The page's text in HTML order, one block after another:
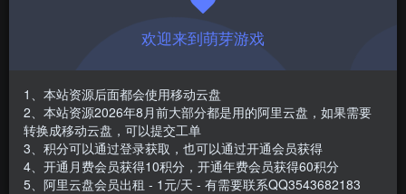
￥1
免费
登录购买
安装包大小
游戏本体大小
1.01 GB
欢迎来到萌芽游戏
1、本站资源后面都会使用移动云盘
2、本站资源2026年8月前大部分都是用的阿里云盘，如果需要
转换成移动云盘，可以提交工单
3、积分可以通过登录获取，也可以通过开通会员获得
4、开通月费会员获得10积分，开通年费会员获得60积分
5、阿里云盘会员出租 - 1元/天 - 有需要联系QQ3543682183